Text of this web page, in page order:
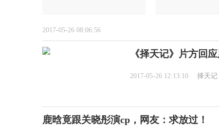
2017-05-26 08:06:56
《择天记》片方回
2017-05-26 12:13:10 择天记
鹿晗竟跟关晓彤演cp，网友：求放过！